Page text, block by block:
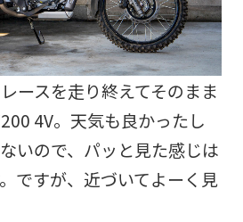
ースを走り終えてそのまま
4V。天気も良かったし
いので、パッと見た感じは
ですが、近づいてよーく見